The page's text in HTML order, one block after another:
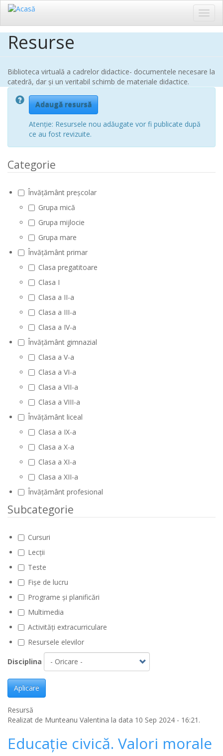
Sari
principal
Resurse
Biblioteca virtuală a cadrelor didactice- documentele necesare la
catedră, dar și un veritabil schimb de materiale didactice.
Adaugă resursă
Atenție: Resursele nou adăugate vor fi publicate după
ce au fost revizuite.
Categorie
Învățământ preșcolar
Grupa mică
Grupa mijlocie
Grupa mare
Învățământ primar
Clasa pregatitoare
Clasa I
Clasa a II-a
Clasa a III-a
Clasa a IV-a
Învățământ gimnazial
Clasa a V-a
Clasa a VI-a
Clasa a VII-a
Clasa a VIII-a
Învățământ liceal
Clasa a IX-a
Clasa a X-a
Clasa a XI-a
Clasa a XII-a
Învățământ profesional
Subcategorie
Cursuri
Lecții
Teste
Fișe de lucru
Programe și planificări
Multimedia
Activități extracurriculare
Resursele elevilor
Disciplina
Aplicare
Resursă
Realizat de Munteanu Valentina la data 10 Sep 2024 - 16:21.
Educație civică. Valori morale